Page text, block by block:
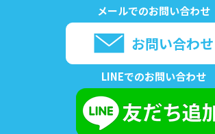
メールでのお問い合わせ
お問い合わせ
LINEでのお問い合わせ